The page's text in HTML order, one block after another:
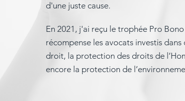
d'une juste cause.
En 2021, j'ai reçu le trophée Pro
récompense les avocats investis dans
droit, la protection des droits de
encore la protection de